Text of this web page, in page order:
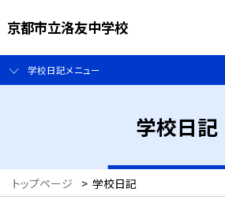
京都市立洛友中学校
学校日記メニュー
学校日記
トップページ > 学校日記